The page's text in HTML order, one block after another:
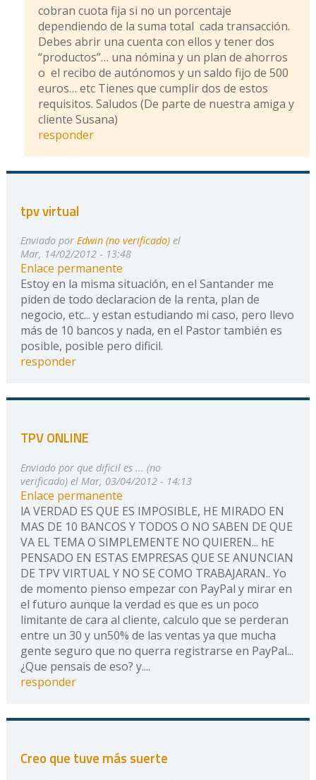
cobran cuota fija si no un porcentaje
dependiendo de la suma total cada transacción.
Debes abrir una cuenta con ellos y tener dos
“productos”… una nómina y un plan de ahorros
o el recibo de autónomos y un saldo fijo de 500
euros… etc Tienes que cumplir dos de estos
requisitos. Saludos (De parte de nuestra amiga y
cliente Susana)
responder
tpv virtual
Enviado por Edwin (no verificado)el
Mar, 14/02/2012 - 13:48
Enlace permanente
Estoy en la misma situación, en el Santander me
piden de todo declaracion de la renta, plan de
negocio, etc... y estan estudiando mi caso, pero llevo
más de 10 bancos y nada, en el Pastor también es
posible, posible pero dificil.
responder
TPV ONLINE
Enviado por que dificil es ... (no
verificado)el Mar, 03/04/2012 - 14:13
Enlace permanente
lA VERDAD ES QUE ES IMPOSIBLE, HE MIRADO EN
MAS DE 10 BANCOS Y TODOS O NO SABEN DE QUE
VA EL TEMA O SIMPLEMENTE NO QUIEREN... hE
PENSADO EN ESTAS EMPRESAS QUE SE ANUNCIAN
DE TPV VIRTUAL Y NO SE COMO TRABAJARAN.. Yo
de momento pienso empezar con PayPal y mirar en
el futuro aunque la verdad es que es un poco
limitante de cara al cliente, calculo que se perderan
entre un 30 y un50% de las ventas ya que mucha
gente seguro que no querra registrarse en PayPal...
¿Que pensais de eso? y....
responder
Creo que tuve más suerte